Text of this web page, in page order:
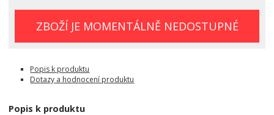
ZBOŽÍ JE MOMENTÁLNĚ NEDOSTUPNÉ
Popis k produktu
Dotazy a hodnocení produktu
Popis k produktu